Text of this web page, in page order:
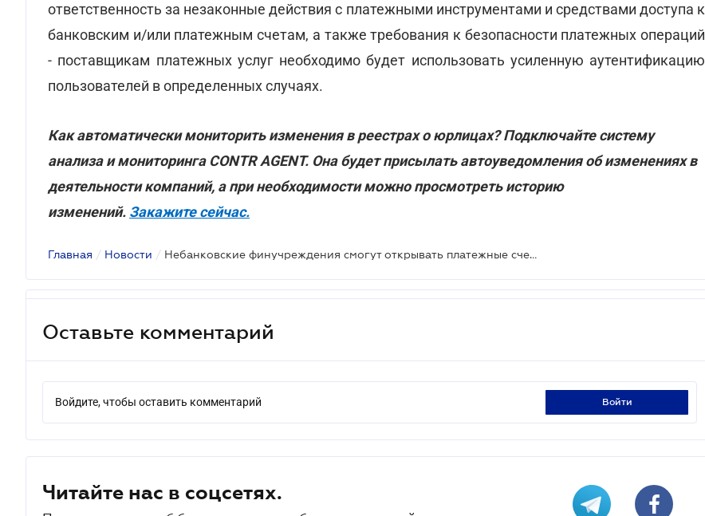
ответственность за незаконные действия с платежными инструментами и средствами доступа к
банковским и/или платежным счетам, а также требования к безопасности платежных операций
- поставщикам платежных услуг необходимо будет использовать усиленную аутентификацию
пользователей в определенных случаях.
Как автоматически мониторить изменения в реестрах о юрлицах? Подключайте систему
анализа и мониторинга CONTR AGENT. Она будет присылать автоуведомления об изменениях в
деятельности компаний, а при необходимости можно просмотреть историю
изменений. Закажите сейчас.
Главная / Новости / Небанковские финучреждения смогут открывать платежные счета и выпускать платежные карточки
Оставьте комментарий
Войдите, чтобы оставить комментарий войти
Читайте нас в соцсетях.